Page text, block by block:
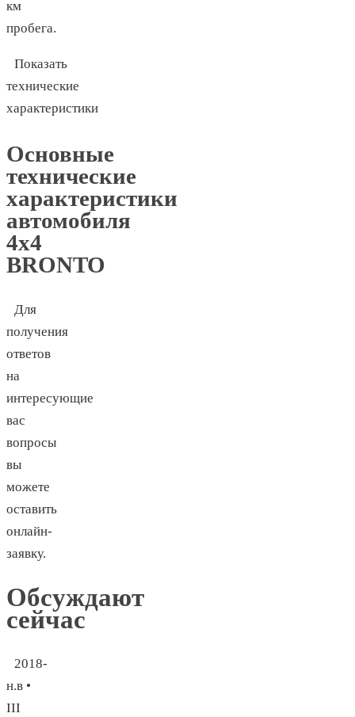
км
пробега.
Показать
технические
характеристики
Основные
технические
характеристики
автомобиля
4х4
BRONTO
Для
получения
ответов
на
интересующие
вас
вопросы
вы
можете
оставить
онлайн-
заявку.
Обсуждают
сейчас
2018-
н.в •
III